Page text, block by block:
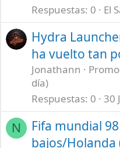
Respuestas 0 El
Hydra
ha vuelto tan
Jonathann
día)
Respuestas 0 30
N
Fifa mundial
bajos/Holanda